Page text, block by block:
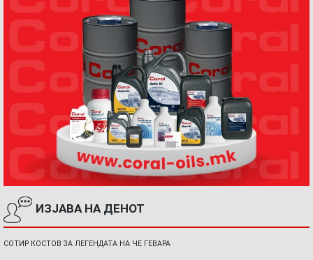
ИЗЈАВА НА ДЕНОТ
СОТИР КОСТОВ ЗА ЛЕГЕНДАТА НА ЧЕ ГЕВАРА